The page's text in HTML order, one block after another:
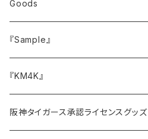
トップス
Tシャツ
スウェット
ボトムス
Goods
キャップ・ハット
バッグ
その他小物
『Sample』
サイドメニュー
『KM4K』
阪神タイガース承認ライセンスグッズ